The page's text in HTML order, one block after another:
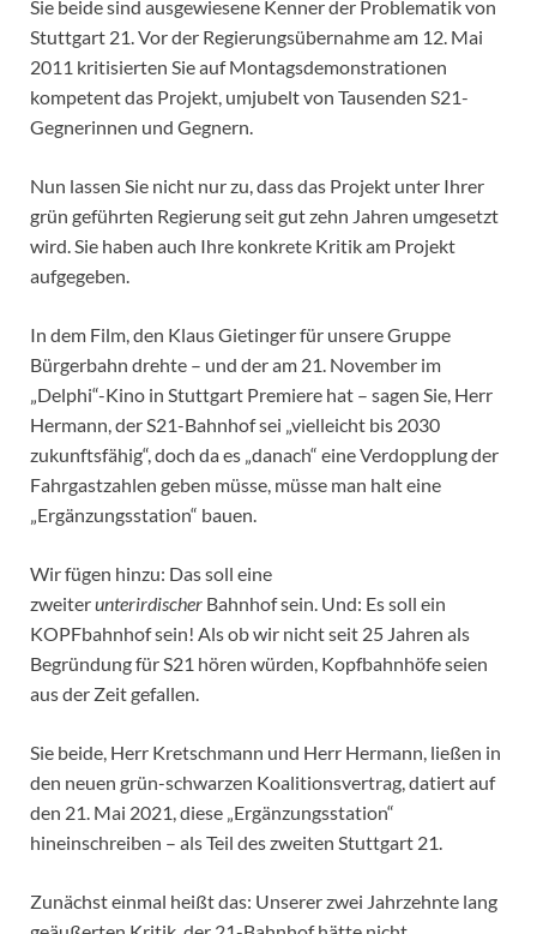
Sie beide sind ausgewiesene Kenner der Problematik von
Stuttgart 21. Vor der Regierungsübernahme am 12. Mai
2011 kritisierten Sie auf Montagsdemonstrationen
kompetent das Projekt, umjubelt von Tausenden S21-
Gegnerinnen und Gegnern.
Nun lassen Sie nicht nur zu, dass das Projekt unter Ihrer
grün geführten Regierung seit gut zehn Jahren umgesetzt
wird. Sie haben auch Ihre konkrete Kritik am Projekt
aufgegeben.
In dem Film, den Klaus Gietinger für unsere Gruppe
Bürgerbahn drehte – und der am 21. November im
„Delphi“-Kino in Stuttgart Premiere hat – sagen Sie, Herr
Hermann, der S21-Bahnhof sei „vielleicht bis 2030
zukunftsfähig“, doch da es „danach“ eine Verdopplung der
Fahrgastzahlen geben müsse, müsse man halt eine
„Ergänzungsstation“ bauen.
Wir fügen hinzu: Das soll eine
zweiterunterirdischer Bahnhof sein. Und: Es soll ein
KOPFbahnhof sein! Als ob wir nicht seit 25 Jahren als
Begründung für S21 hören würden, Kopfbahnhöfe seien
aus der Zeit gefallen.
Sie beide, Herr Kretschmann und Herr Hermann, ließen in
den neuen grün-schwarzen Koalitionsvertrag, datiert auf
den 21. Mai 2021, diese „Ergänzungsstation“
hineinschreiben – als Teil des zweiten Stuttgart 21.
Zunächst einmal heißt das: Unserer zwei Jahrzehnte lang